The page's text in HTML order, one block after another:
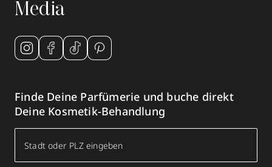
Media
Finde Deine Parfümerie und buche direkt
Deine Kosmetik-Behandlung